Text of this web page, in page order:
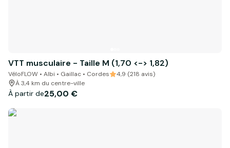
VTT musculaire - Taille M (1,70 <-> 1,82)
VéloFLOW • Albi • Gaillac • Cordes
4,9 (218 avis)
À 3,4 km du centre-ville
À partir de25,00 €